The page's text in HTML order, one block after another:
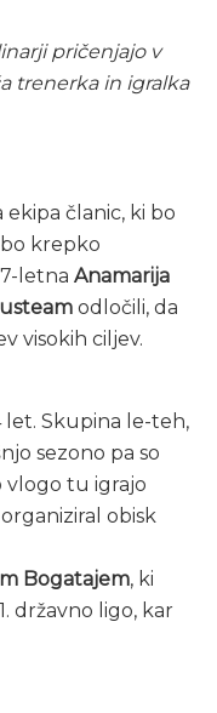
pričenjajo v
trenerka in igralka
članic, ki bo
bo krepko
letna Anamarija
odločili, da
visokih ciljev.
let. Skupina le-teh,
sezono pa so
vlogo tu igrajo
obisk
Bogatajem, ki
državno ligo, kar